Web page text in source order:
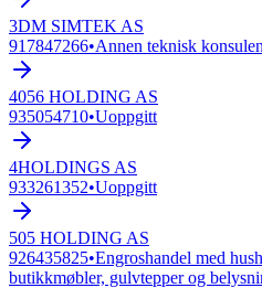
3DM SIMTEK AS
917847266•Annen teknisk
4056 HOLDING AS
935054710•Uoppgitt
4HOLDINGS AS
933261352•Uoppgitt
505 HOLDING AS
926435825•Engroshandel med
butikkmøbler, gulvtepper og